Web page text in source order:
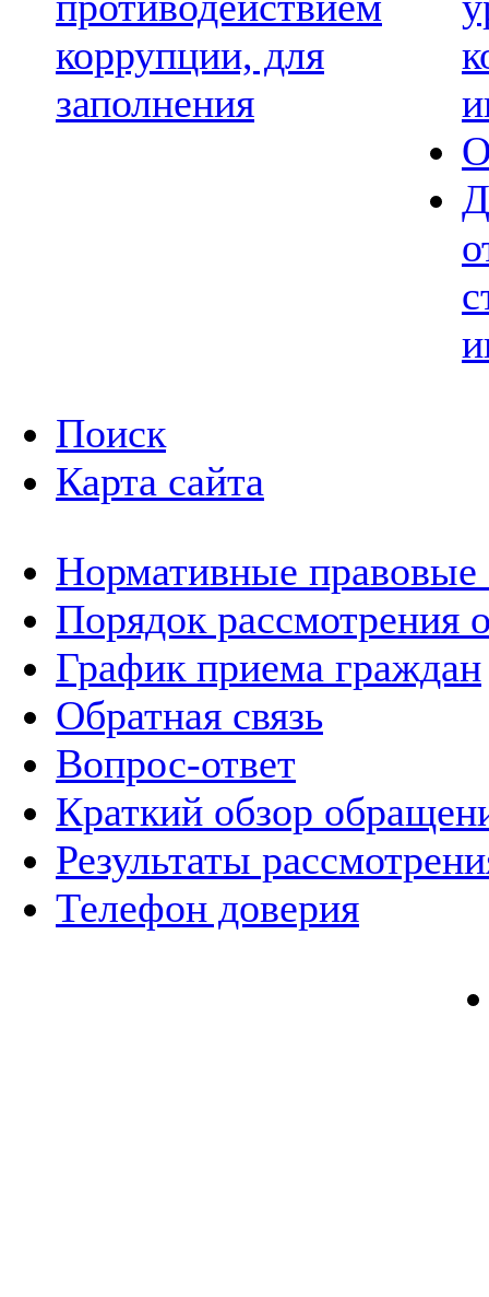
коррупции, для
заполнения
Поиск
Карта сайта
Нормативные правовые
Порядок рассмотрения
График приема граждан
Обратная связь
Вопрос-ответ
Краткий обзор
Результаты
Телефон доверия